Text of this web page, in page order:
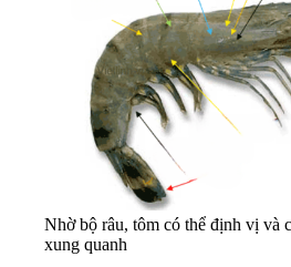
Nhờ bộ râu, tôm có thể định vị và
xung quanh